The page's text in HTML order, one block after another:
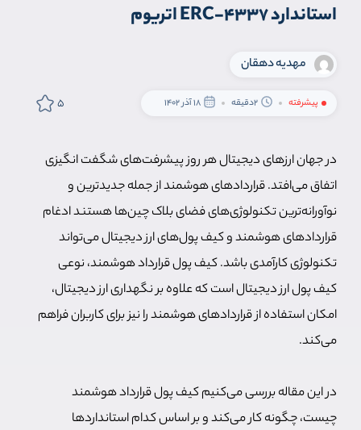
استاندارد ERC-4337 اتریوم
مهدیه دهقان
پیشرفته 2دقیقه 18 آذر 1402 5
در جهان ارزهای دیجیتال هر روز پیشرفت‌های شگفت انگیزی
اتفاق می‌افتد. قراردادهای هوشمند از جمله جدیدترین و
نوآورانه‌ترین تکنولوژی‌های فضای بلاک چین‌ها هستند ادغام
قراردادهای هوشمند و کیف پول‌های ارز دیجیتال می‌تواند
تکنولوژی کارآمدی باشد. کیف پول قرارداد هوشمند، نوعی
کیف پول ارز دیجیتال است که علاوه بر نگهداری ارز دیجیتال،
امکان استفاده از قراردادهای هوشمند را نیز برای کاربران فراهم
می‌کند.
در این مقاله بررسی می‌کنیم کیف پول قرارداد هوشمند
چیست، چگونه کار می‌کند و بر اساس کدام استانداردها